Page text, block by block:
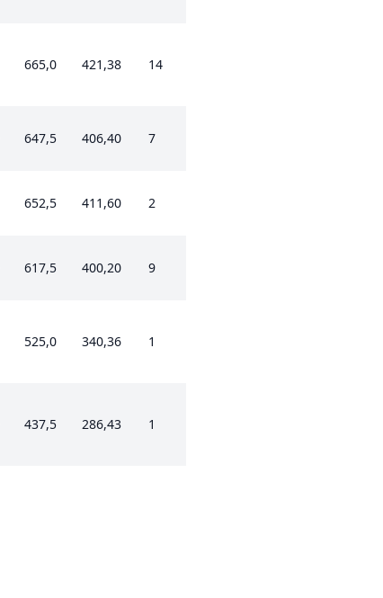
665,0 421,38 14
647,5 406,40 7
652,5 411,60 2
617,5 400,20 9
525,0 340,36 1
437,5 286,43 1